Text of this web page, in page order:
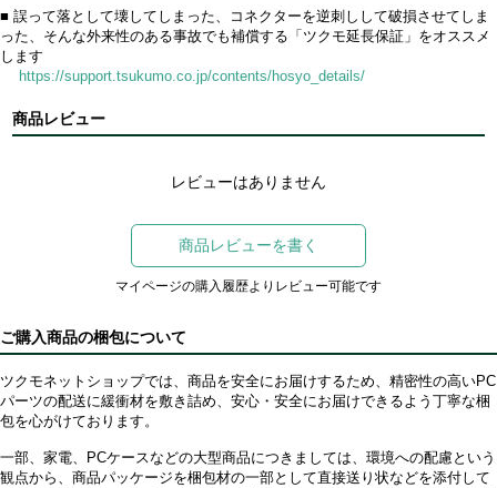
■ 誤って落として壊してしまった、コネクターを逆刺しして破損させてしま
った、そんな外来性のある事故でも補償する「ツクモ延長保証」をオススメ
します
https://support.tsukumo.co.jp/contents/hosyo_details/
商品レビュー
レビューはありません
商品レビューを書く
マイページの購入履歴よりレビュー可能です
ご購入商品の梱包について
ツクモネットショップでは、商品を安全にお届けするため、精密性の高いPC
パーツの配送に緩衝材を敷き詰め、安心・安全にお届けできるよう丁寧な梱
包を心がけております。
一部、家電、PCケースなどの大型商品につきましては、環境への配慮という
観点から、商品パッケージを梱包材の一部として直接送り状などを添付して